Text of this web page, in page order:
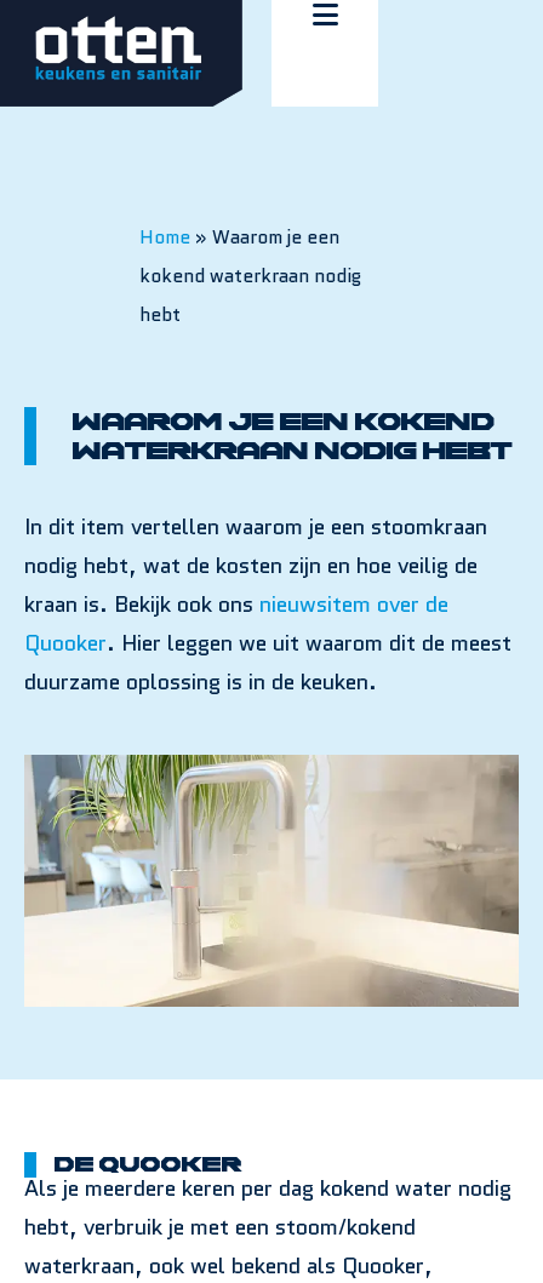
Home » Waarom je een
kokend waterkraan nodig
hebt
Waarom je een kokend
waterkraan nodig hebt
In dit item vertellen waarom je een stoomkraan
nodig hebt, wat de kosten zijn en hoe veilig de
kraan is. Bekijk ook ons nieuwsitem over de
Quooker. Hier leggen we uit waarom dit de meest
duurzame oplossing is in de keuken.
De Quooker
Als je meerdere keren per dag kokend water nodig
hebt, verbruik je met een stoom/kokend
waterkraan, ook wel bekend als Quooker,